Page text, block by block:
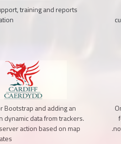
training and reports
Bootstrap and adding an
data from trackers.
action based on map